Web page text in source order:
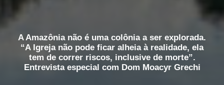
A Amazônia não é uma colônia a ser explorada.
“A Igreja não pode ficar alheia à realidade, ela
tem de correr riscos, inclusive de morte”.
Entrevista especial com Dom Moacyr Grechi